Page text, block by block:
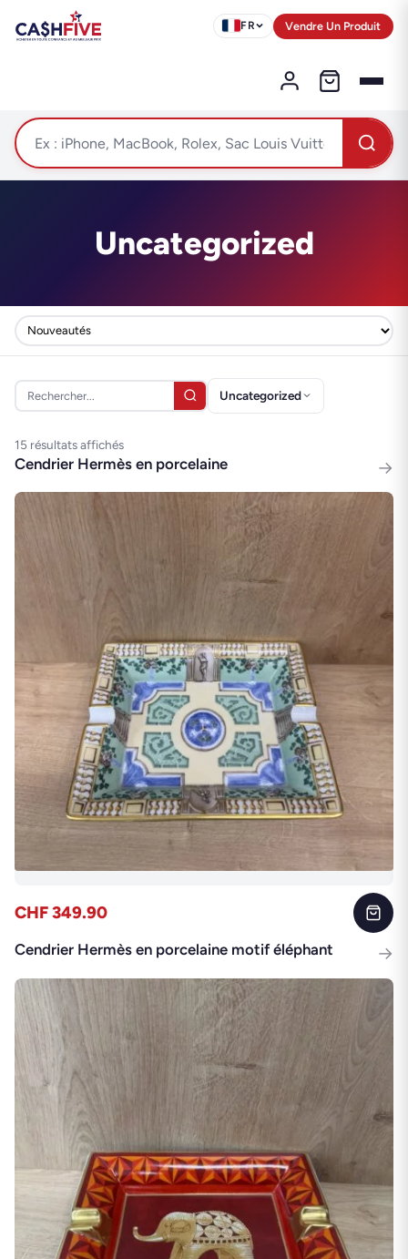
FR Vendre Un Produit
Uncategorized
Uncategorized
15 résultats affichés
Cendrier Hermès en porcelaine →
CHF 349.90
Cendrier Hermès en porcelaine motif éléphant →